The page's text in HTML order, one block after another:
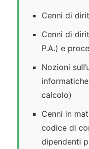
Cenni di
Cenni di
P.A.) e
Nozioni
calcolo)
Cenni in
codice di
dipendenti